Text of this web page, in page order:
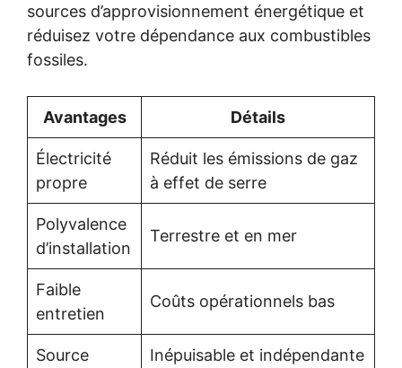
sources d’approvisionnement énergétique et
réduisez votre dépendance aux combustibles
fossiles.
Avantages Détails
Électricité
propre
Réduit les émissions de gaz
à effet de serre
Polyvalence
d’installation
Terrestre et en mer
Faible
entretien
Coûts opérationnels bas
Source
Inépuisable et indépendante